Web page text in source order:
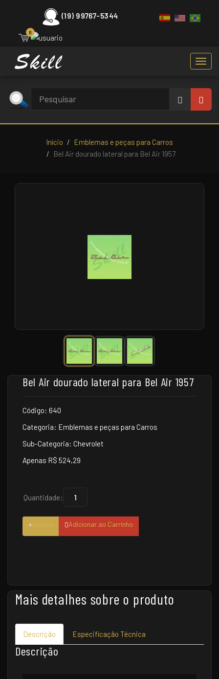
(19) 99767-5344
0
Início
Emblemas e peças para Carros
Bel Air dourado lateral para Bel Air 1957
Bel Air dourado lateral para Bel Air 1957
Código: 640
Categoria: Emblemas e peças para Carros
Sub-Categoria: Chevrolet
Apenas R$ 524,29
Quantidade:
Adicionar ao Carrinho
Mais detalhes sobre o produto
Descrição Especificação Técnica
Descrição